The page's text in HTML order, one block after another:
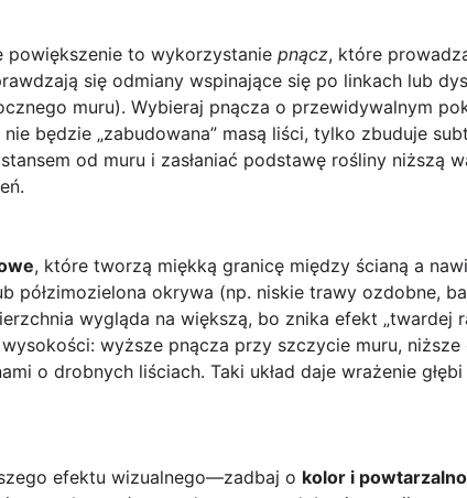
to wykorzystanie pnącz, które
się odmiany wspinające się po linkach lub
muru). Wybieraj pnącza o przewidywalnym
będzie „zabudowana” masą liści, tylko zbuduje
od muru i zasłaniać podstawę rośliny niższą
, które tworzą miękką granicę między ścianą a
półzimozielona okrywa (np. niskie trawy ozdobne,
wygląda na większą, bo znika efekt „twardej
wyższe pnącza przy szczycie muru,
o drobnych liściach. Taki układ daje wrażenie
efektu wizualnego—zadbaj o kolor i